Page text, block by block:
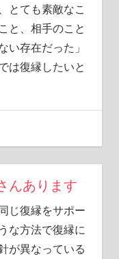
とても素敵なこ
と、相手のこと
い存在だった」
は復縁したいと
んあります
じ復縁をサポー
な方法で復縁に
が異なっている